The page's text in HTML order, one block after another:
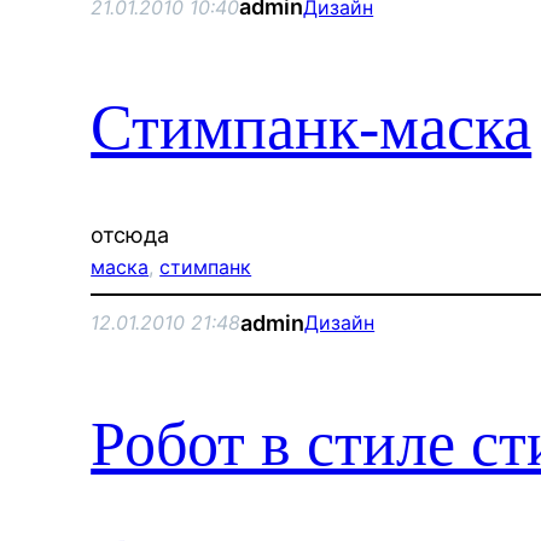
21.01.2010 10:40adminДизайн
Стимпанк-маска
отсюда
маска, стимпанк
12.01.2010 21:48adminДизайн
Робот в стиле